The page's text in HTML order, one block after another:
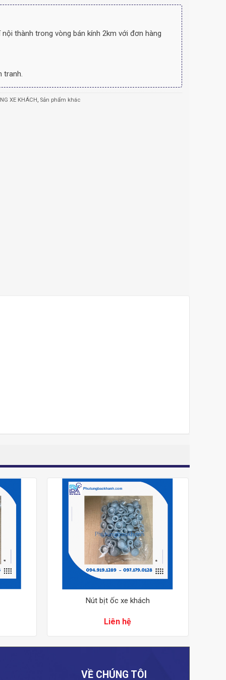
thành trong vòng bán kính 2km với đơn hàng
tranh.
XE KHÁCH, Sản phẩm khác
Nút bịt ốc xe khách
Liên hệ
VỀ CHÚNG TÔI